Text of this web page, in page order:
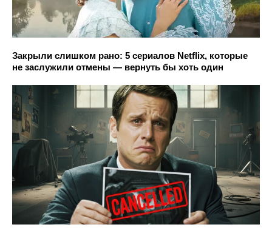
Закрыли слишком рано: 5 сериалов Netflix, которые
не заслужили отмены — вернуть бы хоть один